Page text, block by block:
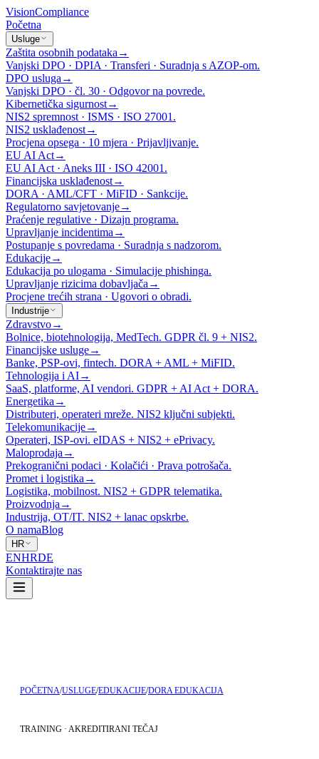
VisionCompliance
Početna
Usluge
Zaštita osobnih podataka →
Vanjski DPO · DPIA · Transferi · Suradnja s AZOP-om.
DPO usluga →
Vanjski DPO · čl. 30 · Odgovor na povrede.
Kibernetička sigurnost→
NIS2 spremnost · ISMS · ISO 27001.
NIS2 usklađenost→
Procjena opsega · 10 mjera · Prijavljivanje.
EU AI Act→
EU AI Act · Aneks III · ISO 42001.
Financijska usklađenost→
DORA · AML/CFT · MiFID · Sankcije.
Regulatorno savjetovanje→
Praćenje regulative · Dizajn programa.
Upravljanje incidentima →
Postupanje s povredama · Suradnja s nadzorom.
Edukacije→
Edukacija po ulogama · Simulacije phishinga.
Upravljanje rizicima dobavljača →
Procjene trećih strana · Ugovori o obradi.
Industrije
Zdravstvo→
Bolnice, biotehnologija, MedTech. GDPR čl. 9 + NIS2.
Financijske usluge→
Banke, PSP-ovi, fintech. DORA + AML + MiFID.
Tehnologija i AI→
SaaS, platforme, AI vendori. GDPR + AI Act + DORA.
Energetika →
Distributeri, operateri mreže. NIS2 ključni subjekti.
Telekomunikacije→
Operateri, ISP-ovi. eIDAS + NIS2 + ePrivacy.
Maloprodaja →
Prekogranični podaci · Kolačići · Prava potrošača.
Promet i logistika →
Logistika, mobilnost. NIS2 + GDPR telematika.
Proizvodnja →
Industrija, OT/IT. NIS2 + lanac opskrbe.
O namaBlog
HR
ENHRDE
Kontaktirajte nas
POČETNA/USLUGE/EDUKACIJE/DORA EDUKACIJA
TRAINING · AKREDITIRANI TEČAJ